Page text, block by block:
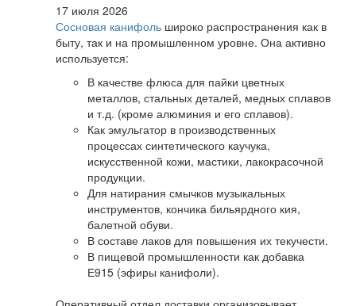
17 июля 2026
Сосновая канифоль широко распространения как в
быту, так и на промышленном уровне. Она активно
используется:
В качестве флюса для пайки цветных
металлов, стальных деталей, медных сплавов
и т.д. (кроме алюминия и его сплавов).
Как эмульгатор в производственных
процессах синтетического каучука,
искусственной кожи, мастики, лакокрасочной
продукции.
Для натирания смычков музыкальных
инструментов, кончика бильярдного кия,
балетной обуви.
В составе лаков для повышения их текучести.
В пищевой промышленности как добавка
Е915 (эфиры канифоли).